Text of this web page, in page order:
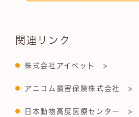
関連リンク
株式会社アイペット >
アニコム損害保険株式会社 >
日本動物高度医療センター >